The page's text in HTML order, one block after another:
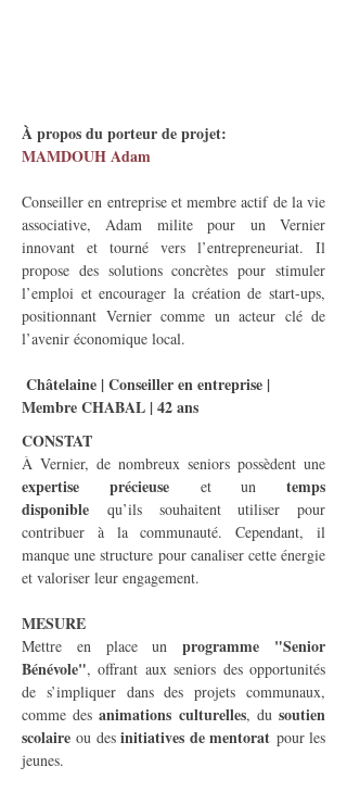
À propos du porteur de projet:
MAMDOUH Adam
Conseiller en entreprise et membre actif de la vie
associative, Adam milite pour un Vernier
innovant et tourné vers l’entrepreneuriat. Il
propose des solutions concrètes pour stimuler
l’emploi et encourager la création de start-ups,
positionnant Vernier comme un acteur clé de
l’avenir économique local.
Châtelaine | Conseiller en entreprise |
Membre CHABAL | 42 ans
CONSTAT
expertise précieuse et un temps
disponible qu’ils souhaitent utiliser pour
contribuer à la communauté. Cependant, il
manque une structure pour canaliser cette énergie
et valoriser leur engagement.
MESURE
Mettre en place un programme "Senior
Bénévole", offrant aux seniors des opportunités
de s’impliquer dans des projets communaux,
comme des animations culturelles, du soutien
scolaire ou des initiatives de mentorat pour les
jeunes.